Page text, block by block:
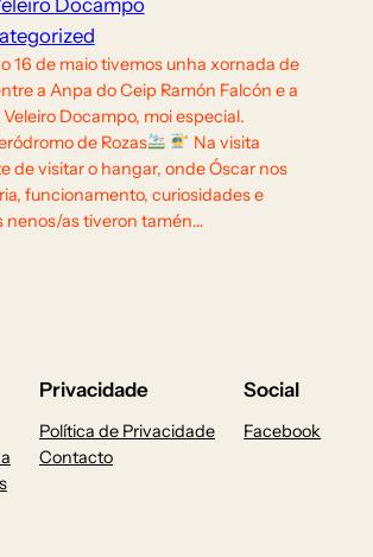
16 de maio tivemos unha xornada de
a Anpa do Ceip Ramón Falcón e a
Docampo, moi especial.
de Rozas
Na visita
de visitar o hangar, onde Óscar nos
funcionamento, curiosidades e
nenos/as tiveron tamén…
Privacidade
Política de Privacidade
Contacto
Social
Facebook